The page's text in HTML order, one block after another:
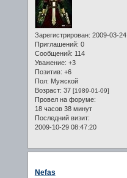
Зарегистрирован: 2009-03-24
Приглашений: 0
Сообщений: 114
Уважение: +3
Позитив: +6
Пол: Мужской
Возраст: 37 [1989-01-09]
Провел на форуме:
18 часов 38 минут
Последний визит:
2009-10-29 08:47:20
Nefas